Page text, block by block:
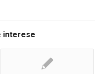
interese